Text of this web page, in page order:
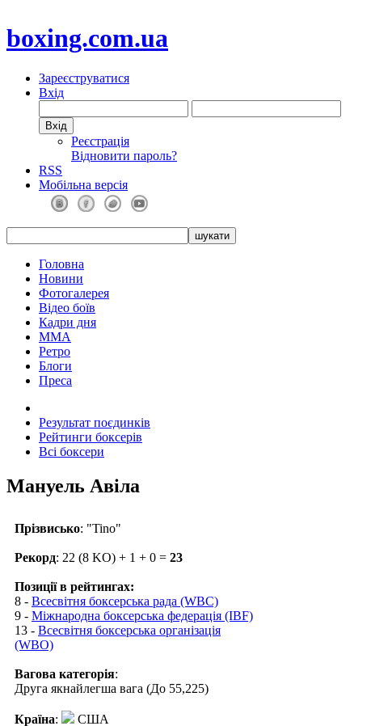
boxing.com.ua
Зареєструватися
Вхід
Реєстрація
Відновити пароль?
RSS
Мобільна версія
Головна
Новини
Фотогалерея
Відео боїв
Кадри дня
ММА
Ретро
Блоги
Преса
Результат поєдинків
Рейтинги боксерів
Всі боксери
Мануель Авіла
Прізвисько: "Tino"
Рекорд: 22 (8 KO) + 1 + 0 = 23
Позиції в рейтингах:
8 - Всесвітня боксерська рада (WBC)
9 - Міжнародна боксерська федерація (IBF)
13 - Всесвітня боксерська організація
(WBO)
Вагова категорія:
Друга якнайлегша вага (До 55,225)
Країна: США